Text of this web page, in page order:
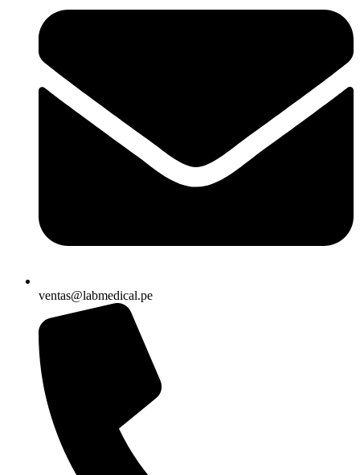
ventas@labmedical.pe